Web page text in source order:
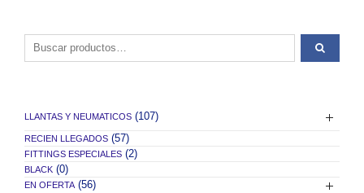
Buscar por:
LLANTAS Y NEUMATICOS (107)
RECIEN LLEGADOS (57)
FITTINGS ESPECIALES (2)
BLACK (0)
EN OFERTA (56)